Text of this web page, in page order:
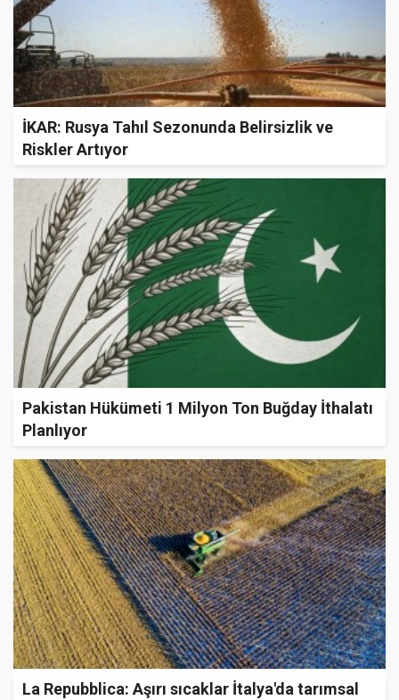
İKAR: Rusya Tahıl Sezonunda Belirsizlik ve
Riskler Artıyor
Pakistan Hükümeti 1 Milyon Ton Buğday İthalatı
Planlıyor
La Repubblica: Aşırı sıcaklar İtalya'da tarımsal